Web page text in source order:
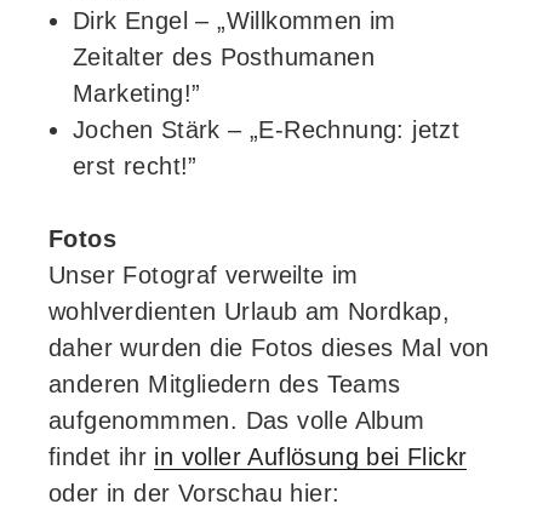
Dirk Engel – „Willkommen im
Zeitalter des Posthumanen
Marketing!”
Jochen Stärk – „E-Rechnung: jetzt
erst recht!”
Fotos
Unser Fotograf verweilte im
wohlverdienten Urlaub am Nordkap,
daher wurden die Fotos dieses Mal von
anderen Mitgliedern des Teams
aufgenommmen. Das volle Album
findet ihr in voller Auflösung bei Flickr
oder in der Vorschau hier: